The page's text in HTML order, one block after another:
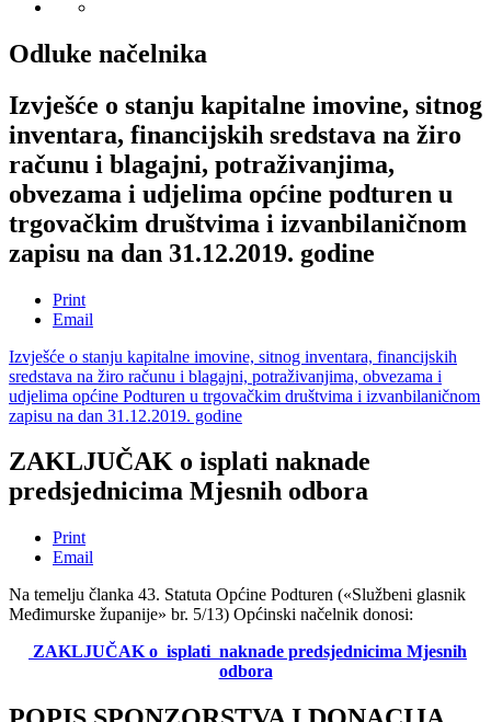
Odluke načelnika
Izvješće o stanju kapitalne imovine, sitnog
inventara, financijskih sredstava na žiro
računu i blagajni, potraživanjima,
obvezama i udjelima općine podturen u
trgovačkim društvima i izvanbilaničnom
zapisu na dan 31.12.2019. godine
Print
Email
Izvješće o stanju kapitalne imovine, sitnog inventara, financijskih
sredstava na žiro računu i blagajni, potraživanjima, obvezama i
udjelima općine Podturen u trgovačkim društvima i izvanbilaničnom
zapisu na dan 31.12.2019. godine
ZAKLJUČAK o isplati naknade
predsjednicima Mjesnih odbora
Print
Email
Na temelju članka 43. Statuta Općine Podturen («Službeni glasnik
Međimurske županije» br. 5/13) Općinski načelnik donosi:
ZAKLJUČAK o isplati naknade predsjednicima Mjesnih
odbora